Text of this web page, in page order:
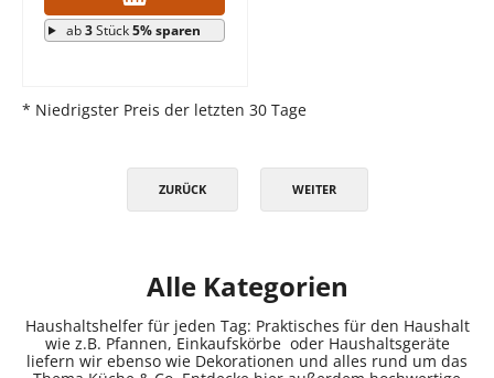
ab3Stück5% sparen
* Niedrigster Preis der letzten 30 Tage
ZURÜCK WEITER
Alle Kategorien
Haushaltshelfer für jeden Tag: Praktisches für den Haushalt
wie z.B. Pfannen, Einkaufskörbe oder Haushaltsgeräte
liefern wir ebenso wie Dekorationen und alles rund um das